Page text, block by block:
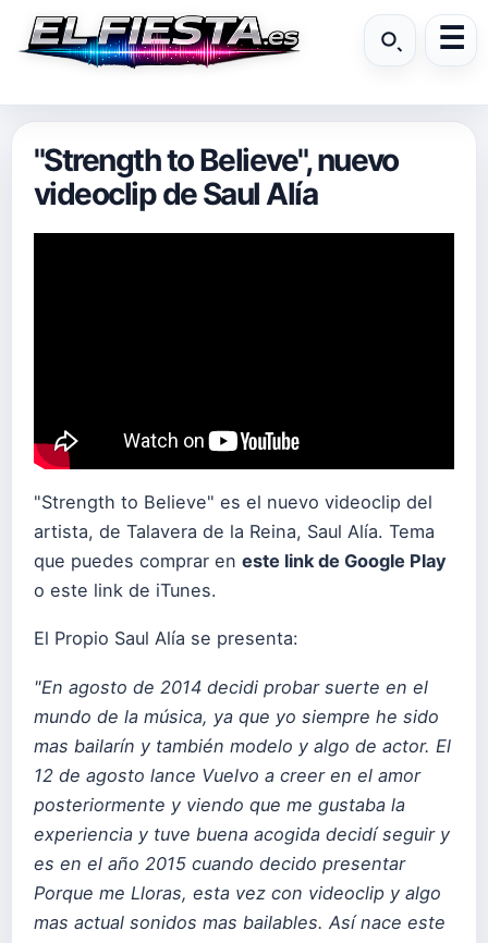
"Strength to Believe", nuevo
videoclip de Saul Alía
"Strength to Believe" es el nuevo videoclip del
artista, de Talavera de la Reina, Saul Alía. Tema
que puedes comprar en este link de Google Play
o este link de iTunes.
El Propio Saul Alía se presenta:
"En agosto de 2014 decidi probar suerte en el
mundo de la música, ya que yo siempre he sido
mas bailarín y también modelo y algo de actor. El
12 de agosto lance Vuelvo a creer en el amor
posteriormente y viendo que me gustaba la
experiencia y tuve buena acogida decidí seguir y
es en el año 2015 cuando decido presentar
Porque me Lloras, esta vez con videoclip y algo
mas actual sonidos mas bailables. Así nace este